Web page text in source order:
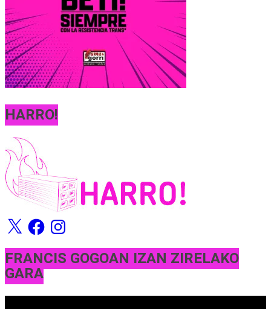
HARRO!
X FacebookInstagram
FRANCIS GOGOAN IZAN ZIRELAKO
GARA